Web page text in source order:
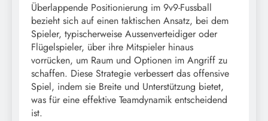
Überlappende Positionierung im 9v9-Fussball
bezieht sich auf einen taktischen Ansatz, bei dem
Spieler, typischerweise Aussenverteidiger oder
Flügelspieler, über ihre Mitspieler hinaus
vorrücken, um Raum und Optionen im Angriff zu
schaffen. Diese Strategie verbessert das offensive
Spiel, indem sie Breite und Unterstützung bietet,
was für eine effektive Teamdynamik entscheidend
ist.